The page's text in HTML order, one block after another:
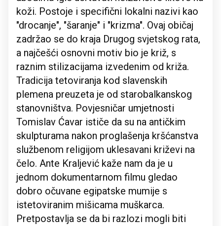
koži. Postoje i specifični lokalni nazivi kao
"drocanje", "šaranje" i "krizma". Ovaj običaj
zadržao se do kraja Drugog svjetskog rata,
a najčešći osnovni motiv bio je križ, s
raznim stilizacijama izvedenim od križa.
Tradicija tetoviranja kod slavenskih
plemena preuzeta je od starobalkanskog
stanovništva. Povjesničar umjetnosti
Tomislav Ćavar ističe da su na antičkim
skulpturama nakon proglašenja kršćanstva
službenom religijom uklesavani križevi na
čelo. Ante Kraljević kaže nam da je u
jednom dokumentarnom filmu gledao
dobro očuvane egipatske mumije s
istetoviranim mišicama muškarca.
Pretpostavlja se da bi razlozi mogli biti